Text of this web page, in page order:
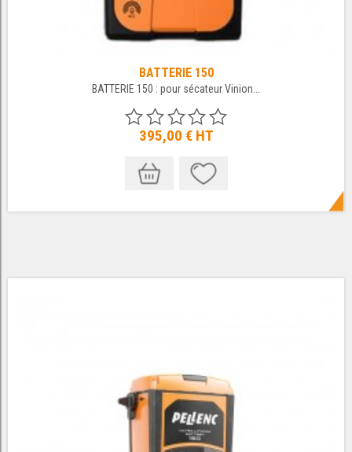
BATTERIE 150
BATTERIE 150 : pour sécateur Vinion...
395,00 € HT